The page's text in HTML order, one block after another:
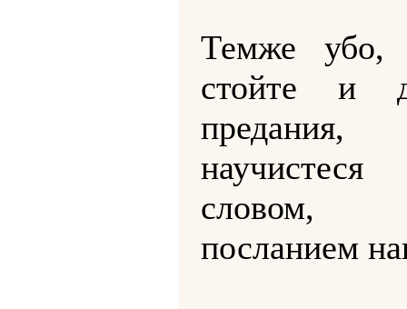
Темже убо,
стойте и
посланием